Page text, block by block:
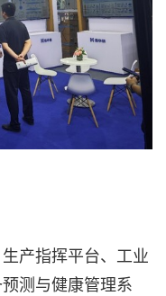
产指挥平台、工业
测与健康管理系